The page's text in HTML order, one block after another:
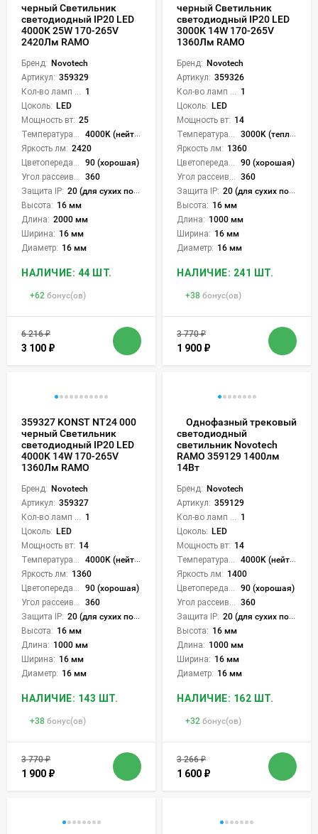
черный Светильник
светодиодный IP20 LED
4000K 25W 170-265V
2420Лм RAMO
Бренд: Novotech
Артикул: 359329
1
Цоколь: LED
Мощность вт: 25
4000K (нейтральный)
Яркость лм: 2420
90 (хорошая)
360
Защита IP: 20 (для сухих пом.)
Высота: 16 мм
Длина: 2000 мм
Ширина: 16 мм
Диаметр: 16 мм
НАЛИЧИЕ: 44 ШТ.
+62 бонус(ов)
6 216₽
3 100 ₽
черный Светильник
светодиодный IP20 LED
3000K 14W 170-265V
1360Лм RAMO
Бренд: Novotech
Артикул: 359326
1
Цоколь: LED
Мощность вт: 14
3000K (теплый)
Яркость лм: 1360
90 (хорошая)
360
Защита IP: 20 (для сухих пом.)
Высота: 16 мм
Длина: 1000 мм
Ширина: 16 мм
Диаметр: 16 мм
НАЛИЧИЕ: 241 ШТ.
+38 бонус(ов)
3 770₽
1 900 ₽
359327 KONST NT24 000
черный Светильник
светодиодный IP20 LED
4000K 14W 170-265V
1360Лм RAMO
Бренд: Novotech
Артикул: 359327
1
Цоколь: LED
Мощность вт: 14
4000K (нейтральный)
Яркость лм: 1360
90 (хорошая)
360
Защита IP: 20 (для сухих пом.)
Высота: 16 мм
Длина: 1000 мм
Ширина: 16 мм
Диаметр: 16 мм
НАЛИЧИЕ: 143 ШТ.
+38 бонус(ов)
3 770₽
1 900 ₽
Однофазный трековый
светодиодный
светильник Novotech
RAMO 359129 1400лм
14Вт
Бренд: Novotech
Артикул: 359129
Кол-во ламп или LED: 1
Цоколь: LED
Мощность вт: 14
Температура света:
4000K (нейтральный)
Яркость лм: 1400
Цветопередача (CRI):
90 (хорошая)
Угол рассеивания света °: 360
Защита IP: 20 (для сухих пом.)
Высота: 16 мм
Длина: 1000 мм
Ширина: 16 мм
Диаметр: 16 мм
НАЛИЧИЕ: 162 ШТ.
+32 бонус(ов)
3 266₽
1 600 ₽